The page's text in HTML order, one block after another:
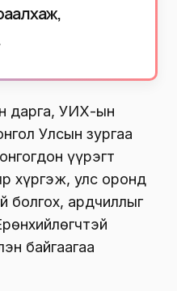
дарга, УИХ-ын
Улсын зургаа
үүрэгт
хүргэж, улс оронд
болгох, ардчиллыг
байгаагаа